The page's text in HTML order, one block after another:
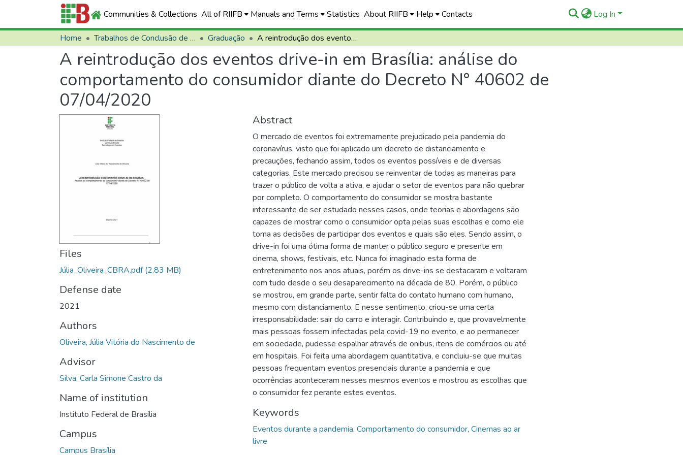
Communities & Collections All of RIIFB Manuals and Terms Statistics About RIIFB Help Contacts Log In
Home Trabalhos de Conclusão de Curso (TCCs) Graduação A reintrodução dos eventos drive-in em Brasília: análise do comportamento do consumidor diante do Decreto N° 40602 de 07/04/2020
A reintrodução dos eventos drive-in em Brasília: análise do
comportamento do consumidor diante do Decreto N° 40602 de
07/04/2020
Files
Júlia_Oliveira_CBRA.pdf(2.83 MB)
Defense date
2021
Authors
Oliveira, Júlia Vitória do Nascimento de
Advisor
Silva, Carla Simone Castro da
Name of institution
Instituto Federal de Brasília
Campus
Campus Brasília
Abstract
O mercado de eventos foi extremamente prejudicado pela pandemia do
coronavírus, visto que foi aplicado um decreto de distanciamento e
precauções, fechando assim, todos os eventos possíveis e de diversas
categorias. Este mercado precisou se reinventar de todas as maneiras para
trazer o público de volta a ativa, e ajudar o setor de eventos para não quebrar
por completo. O comportamento do consumidor se mostra bastante
interessante de ser estudado nesses casos, onde teorias e abordagens são
capazes de mostrar como o consumidor opta pelas suas escolhas e como ele
toma as decisões de participar dos eventos e quais são eles. Sendo assim, o
drive-in foi uma ótima forma de manter o público seguro e presente em
cinema, shows, festivais, etc. Nunca foi imaginado esta forma de
entretenimento nos anos atuais, porém os drive-ins se destacaram e voltaram
com tudo desde o seu desaparecimento na década de 80. Porém, o público
se mostrou, em grande parte, sentir falta do contato humano com humano,
mesmo com distanciamento. E nesse sentimento, criou-se uma certa
irresponsabilidade: sair do carro e interagir. Contribuindo e, que provavelmente
mais pessoas fossem infectadas pela covid-19 no evento, e ao permanecer
em sociedade, pudesse espalhar através de onibus, itens de comércios ou até
em hospitais. Foi feita uma abordagem quantitativa, e concluiu-se que muitas
pessoas frequentam eventos presenciais durante a pandemia e que
ocorrências aconteceram nesses mesmos eventos e mostrou as escolhas que
o consumidor fez perante estes eventos.
Keywords
Eventos durante a pandemia, Comportamento do consumidor, Cinemas ao ar
livre